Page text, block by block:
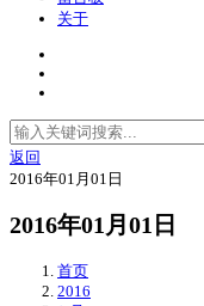
关于
返回
2016年01月01日
2016年01月01日
首页
2016